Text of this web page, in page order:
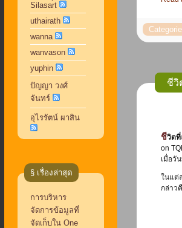
Silasart
uthairath
wanna
wanvason
yuphin
ปัญญา วงศ์
จันทร์
อุไรรัตน์ ผาสิน
§ เรื่องล่าสุด
การบริหาร
จัดการข้อมูลที่
จัดเก็บใน One
ชีวิ
ชีวิต
on
เมื่อวั
ในแต่
กล่าว